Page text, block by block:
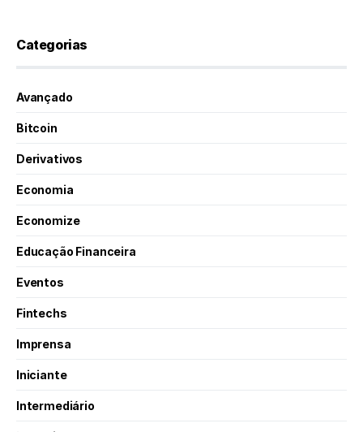
Categorias
Avançado
Bitcoin
Derivativos
Economia
Economize
Educação Financeira
Eventos
Fintechs
Imprensa
Iniciante
Intermediário